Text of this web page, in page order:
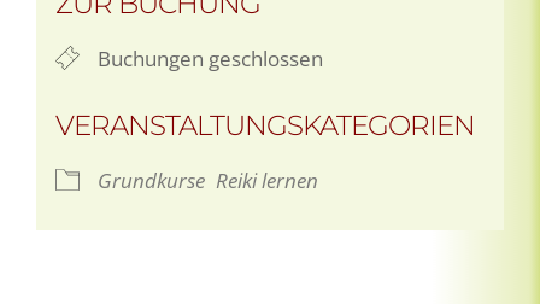
Buchungen geschlossen
VERANSTALTUNGSKATEGORIEN
Grundkurse Reiki lernen